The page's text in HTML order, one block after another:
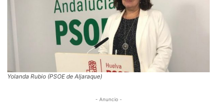
Yolanda Rubio (PSOE de Aljaraque)
- Anuncio -